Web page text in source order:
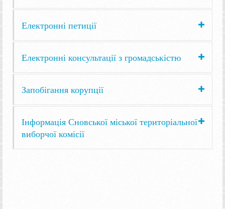
Електронні петиції
Електронні консультації з громадськістю
Запобігання корупції
Інформація Сновської міської територіальної
виборчої комісії